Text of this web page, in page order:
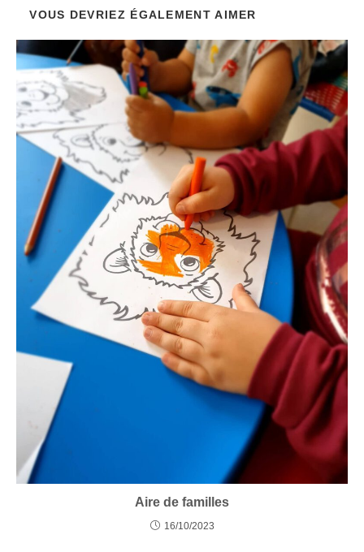
VOUS DEVRIEZ ÉGALEMENT AIMER
Aire de familles
16/10/2023